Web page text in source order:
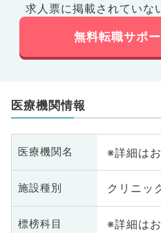
求人票に掲載されていな
無料転職サポ
医療機関情報
医療機関名 ※詳細は
施設種別 クリニッ
標榜科目 ※詳細は